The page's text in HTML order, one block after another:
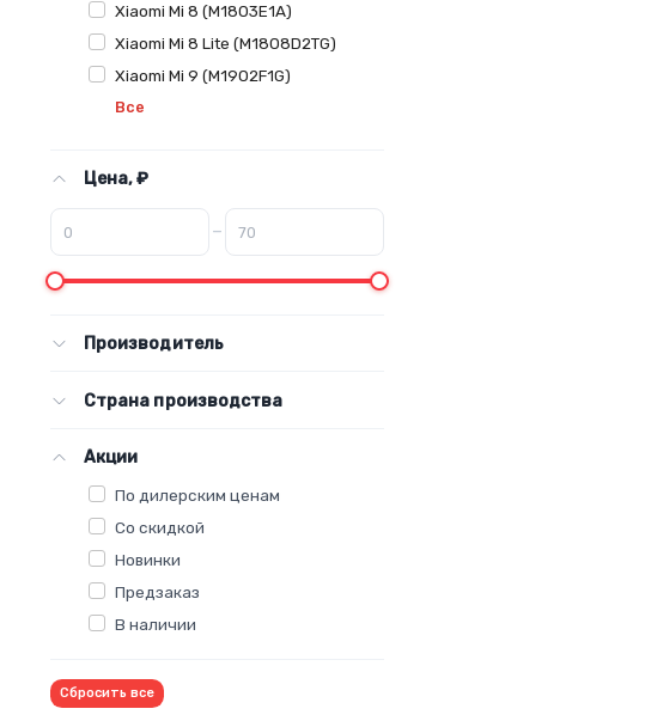
Xiaomi Mi 8 (M1803E1A)
Xiaomi Mi 8 Lite (M1808D2TG)
Xiaomi Mi 9 (M1902F1G)
Все
Цена, ₽
–
Производитель
Страна производства
Акции
По дилерским ценам
Со скидкой
Новинки
Предзаказ
В наличии
Сбросить все